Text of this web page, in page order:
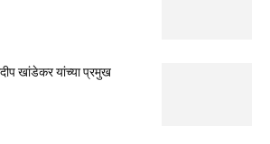
खांडेकर यांच्या प्रमुख